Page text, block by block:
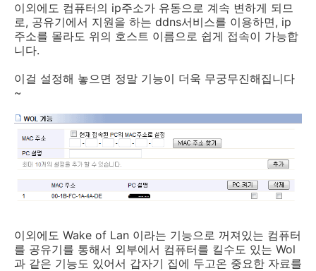
이외에도 컴퓨터의 ip주소가 유동으로 계속 변하게 되므
로, 공유기에서 지원을 하는 ddns서비스를 이용하면, ip
주소를 몰라도 위의 호스트 이름으로 쉽게 접속이 가능합
니다.
이걸 설정해 놓으면 정말 기능이 더욱 무궁무진해집니다
~
이외에도 Wake of Lan 이라는 기능으로 꺼져있는 컴퓨터
를 공유기를 통해서 외부에서 컴퓨터를 킬수도 있는 Wol
과 같은 기능도 있어서 갑자기 집에 두고온 중요한 자료를